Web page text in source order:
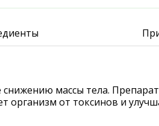
массы тела.
от токсинов и